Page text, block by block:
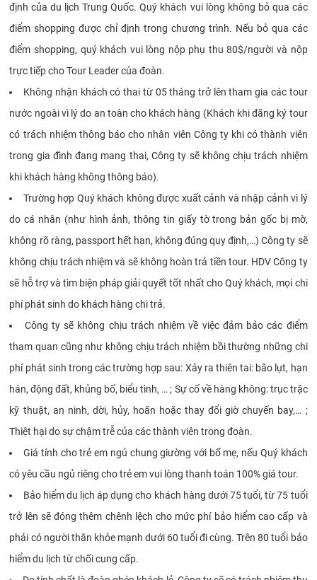
định của du lịch Trung Quốc. Quý khách vui lòng không bỏ qua các
điểm shopping được chỉ định trong chương trình. Nếu bỏ qua các
điểm shopping, quý khách vui lòng nộp phụ thu 80$/người và nộp
trực tiếp cho Tour Leader của đoàn.
Không nhận khách có thai từ 05 tháng trở lên tham gia các tour
nước ngoài vì lý do an toàn cho khách hàng (Khách khi đăng ký tour
có trách nhiệm thông báo cho nhân viên Công ty khi có thành viên
trong gia đình đang mang thai, Công ty sẽ không chịu trách nhiệm
khi khách hàng không thông báo).
Trường hợp Quý khách không được xuất cảnh và nhập cảnh vì lý
do cá nhân (như hình ảnh, thông tin giấy tờ trong bản gốc bị mờ,
không rõ ràng, passport hết hạn, không đúng quy định,…) Công ty sẽ
không chịu trách nhiệm và sẽ không hoàn trả tiền tour. HDV Công ty
sẽ hỗ trợ và tìm biện pháp giải quyết tốt nhất cho Quý khách, mọi chi
phí phát sinh do khách hàng chi trả.
Công ty sẽ không chịu trách nhiệm về việc đảm bảo các điểm
tham quan cũng như không chịu trách nhiệm bồi thường những chi
phí phát sinh trong các trường hợp sau: Xảy ra thiên tai: bão lụt, hạn
hán, động đất, khủng bố, biểu tình, … ; Sự cố về hàng không: trục trặc
kỹ thuật, an ninh, dời, hủy, hoãn hoặc thay đổi giờ chuyến bay,… ;
Thiệt hại do sự chậm trễ của các thành viên trong đoàn.
Giá tính cho trẻ em ngủ chung giường với bố mẹ, nếu Quý khách
có yêu cầu ngủ riêng cho trẻ em vui lòng thanh toán 100% giá tour.
Bảo hiểm du lịch áp dụng cho khách hàng dưới 75 tuổi, từ 75 tuổi
trở lên sẽ đóng thêm chênh lệch cho mức phí bảo hiểm cao cấp và
phải có người thân khỏe mạnh dưới 60 tuổi đi cùng. Trên 80 tuổi bảo
hiểm du lịch từ chối cung cấp.